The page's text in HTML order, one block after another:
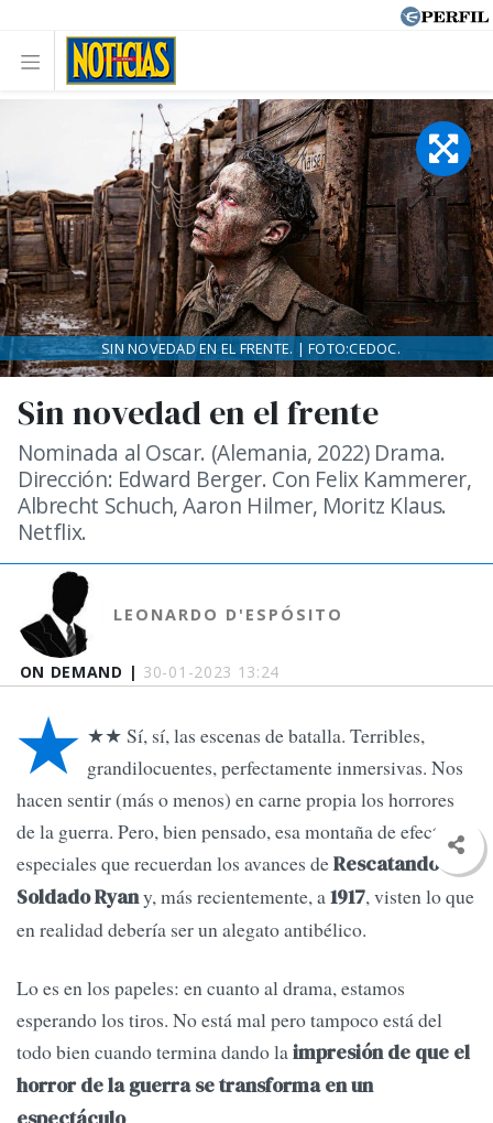
ON DEMAND | 30-01-2023 13:24
Sin novedad en el frente
Nominada al Oscar. (Alemania, 2022) Drama.
Dirección: Edward Berger. Con Felix Kammerer,
Albrecht Schuch, Aaron Hilmer, Moritz Klaus.
Netflix.
LEONARDO D'ESPÓSITO
SIN NOVEDAD EN EL FRENTE. | FOTO:CEDOC.
★ ★★ Sí, sí, las escenas de batalla. Terribles,
grandilocuentes, perfectamente inmersivas. Nos
hacen sentir (más o menos) en carne propia los horrores
de la guerra. Pero, bien pensado, esa montaña de efectos
especiales que recuerdan los avances deRescatando al
Soldado Ryany, más recientemente, a1917, visten lo que
en realidad debería ser un alegato antibélico.
Lo es en los papeles: en cuanto al drama, estamos
esperando los tiros. No está mal pero tampoco está del
todo bien cuando termina dando laimpresión de que el
horror de la guerra se transforma en un